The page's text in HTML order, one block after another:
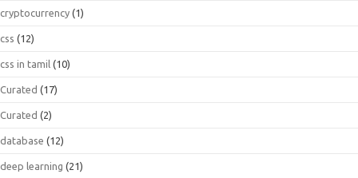
cryptocurrency (1)
css (12)
css in tamil (10)
Curated (17)
Curated (2)
database (12)
deep learning (21)